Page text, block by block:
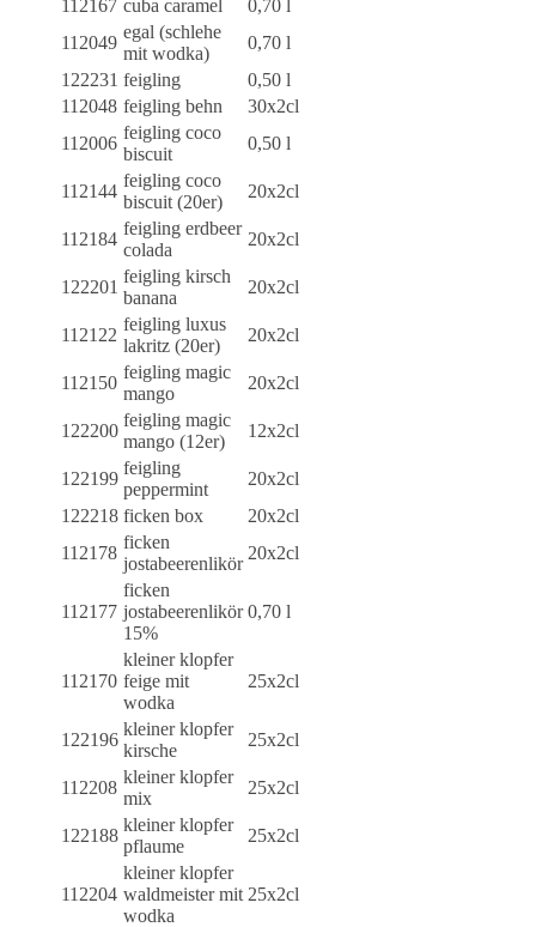
112167 cuba caramel
0,70 l
112049
egal (schlehe
mit wodka)
0,70 l
122231 feigling
0,50 l
112048 feigling behn
30x2cl
112006
feigling coco
biscuit
0,50 l
112144
feigling coco
biscuit (20er)
20x2cl
112184
feigling erdbeer
colada
20x2cl
122201
feigling kirsch
banana
20x2cl
112122
feigling luxus
lakritz (20er)
20x2cl
112150
feigling magic
mango
20x2cl
122200
feigling magic
mango (12er)
12x2cl
122199
feigling
peppermint
20x2cl
122218 ficken box
20x2cl
112178
ficken
jostabeerenlikör
20x2cl
112177
ficken
jostabeerenlikör
15%
0,70 l
112170
kleiner klopfer
feige mit
wodka
25x2cl
122196
kleiner klopfer
kirsche
25x2cl
112208
kleiner klopfer
mix
25x2cl
122188
kleiner klopfer
pflaume
25x2cl
112204
kleiner klopfer
waldmeister mit
wodka
25x2cl